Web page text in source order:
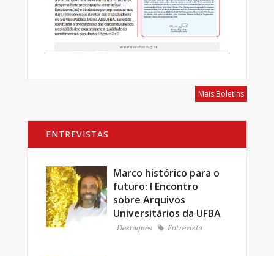
Mais Boletins
ENTREVISTAS
Marco histórico para o
futuro: I Encontro
sobre Arquivos
Universitários da UFBA
Destaques Entrevista